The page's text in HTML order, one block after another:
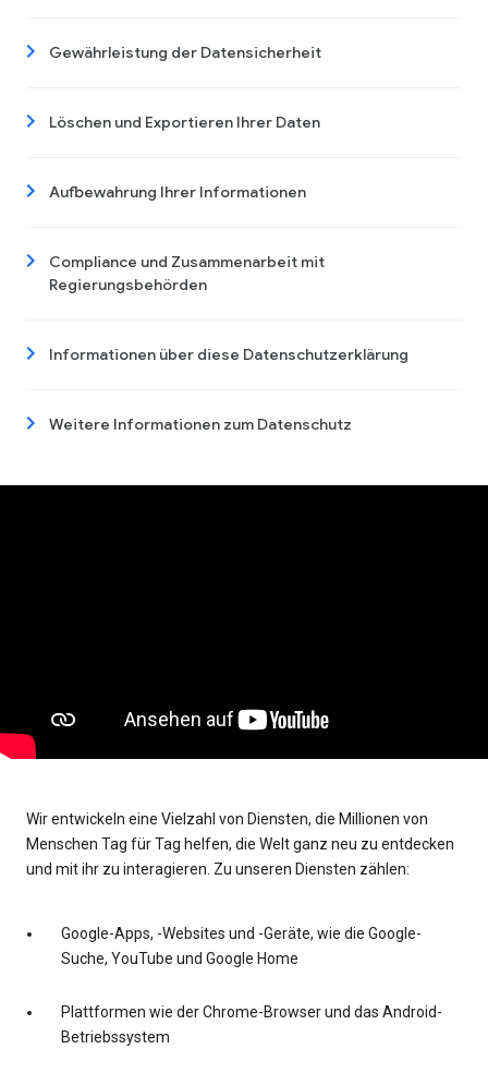
Gewährleistung der Datensicherheit
Löschen und Exportieren Ihrer Daten
Aufbewahrung Ihrer Informationen
Compliance und Zusammenarbeit mit
Regierungsbehörden
Informationen über diese Datenschutzerklärung
Weitere Informationen zum Datenschutz
Wir entwickeln eine Vielzahl von Diensten, die Millionen von
Menschen Tag für Tag helfen, die Welt ganz neu zu entdecken
und mit ihr zu interagieren. Zu unseren Diensten zählen:
Google-Apps, -Websites und -Geräte, wie die Google-
Suche, YouTube und Google Home
Plattformen wie der Chrome-Browser und das Android-
Betriebssystem